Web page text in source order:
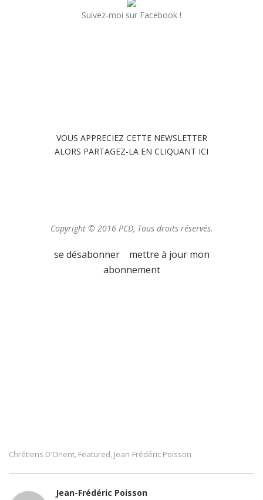
Suivez-moi sur Facebook !
VOUS APPRECIEZ CETTE NEWSLETTER
ALORS PARTAGEZ-LA EN CLIQUANT ICI
Copyright © 2016 PCD, Tous droits réservés.
se désabonner
mettre à jour mon
abonnement
Chrétiens D'Orient, Featured, Jean-Frédéric Poisson
Jean-Frédéric Poisson